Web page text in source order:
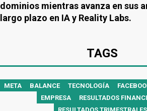
dominios mientras avanza en sus
largo plazo en IA y Reality Labs.
TAGS
META BALANCE TECNOLOGÍA
EMPRESA
RESULTADOS